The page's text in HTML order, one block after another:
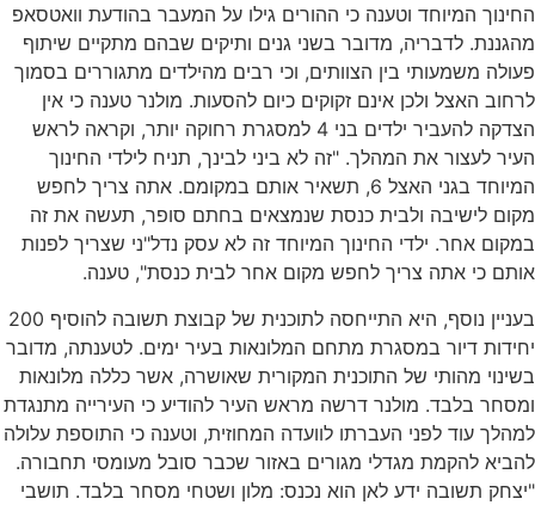
החינוך המיוחד וטענה כי ההורים גילו על המעבר בהודעת וואטסאפ
מהגננת. לדבריה, מדובר בשני גנים ותיקים שבהם מתקיים שיתוף
פעולה משמעותי בין הצוותים, וכי רבים מהילדים מתגוררים בסמוך
לרחוב האצל ולכן אינם זקוקים כיום להסעות. מולנר טענה כי אין
הצדקה להעביר ילדים בני 4 למסגרת רחוקה יותר, וקראה לראש
העיר לעצור את המהלך. "זה לא ביני לבינך, תניח לילדי החינוך
המיוחד בגני האצל 6, תשאיר אותם במקומם. אתה צריך לחפש
מקום לישיבה ולבית כנסת שנמצאים בחתם סופר, תעשה את זה
במקום אחר. ילדי החינוך המיוחד זה לא עסק נדל"ני שצריך לפנות
אותם כי אתה צריך לחפש מקום אחר לבית כנסת", טענה.
בעניין נוסף, היא התייחסה לתוכנית של קבוצת תשובה להוסיף 200
יחידות דיור במסגרת מתחם המלונאות בעיר ימים. לטענתה, מדובר
בשינוי מהותי של התוכנית המקורית שאושרה, אשר כללה מלונאות
ומסחר בלבד. מולנר דרשה מראש העיר להודיע כי העירייה מתנגדת
למהלך עוד לפני העברתו לוועדה המחוזית, וטענה כי התוספת עלולה
להביא להקמת מגדלי מגורים באזור שכבר סובל מעומסי תחבורה.
"יצחק תשובה ידע לאן הוא נכנס: מלון ושטחי מסחר בלבד. תושבי